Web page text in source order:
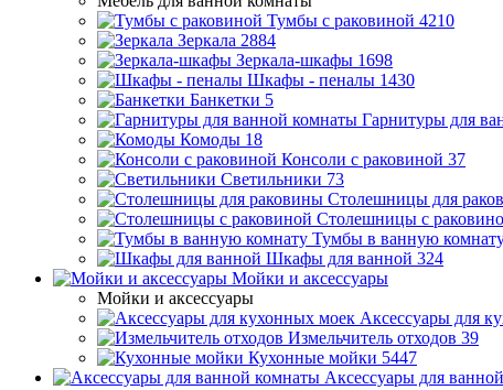
Тумбы с раковиной 4210
Зеркала 2884
Зеркала-шкафы 1698
Шкафы - пеналы 1430
Банкетки 5
Гарнитуры для
Комоды 18
Консоли с раковиной 37
Светильники 73
Столешницы для
Столешницы с
Тумбы в ванную
Шкафы для ванной 324
Мойки и аксессуары
Мойки и аксессуары
Аксессуары для
Измельчитель отходов 39
Кухонные мойки 5447
Аксессуары для